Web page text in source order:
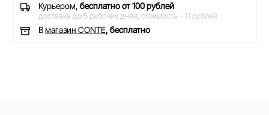
Курьером, бесплатно от 100 рублей
доставка до 5 рабочих дней, стоимость - 11 рублей
Вмагазин CONTE, бесплатно